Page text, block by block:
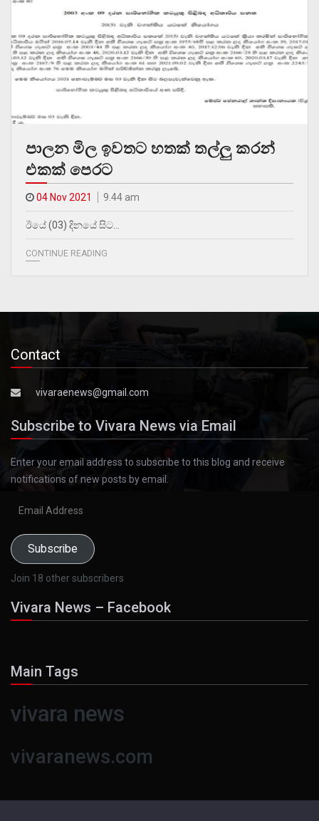
පාලන මිල ඉවතට හතක් තල්ලු කරන්
එකක් පෙරට
04 Nov 2021 9.44 am
ඊයේ (03) දිනයේ සිට…
CONTINUE READING
Contact
vivaraenews@gmail.com
Subscribe to Vivara News via Email
Enter your email address to subscribe to this blog and receive
notifications of new posts by email.
Subscribe
Join 18 other subscribers
Vivara News – Facebook
Main Tags
vivara news
vivaranews.com